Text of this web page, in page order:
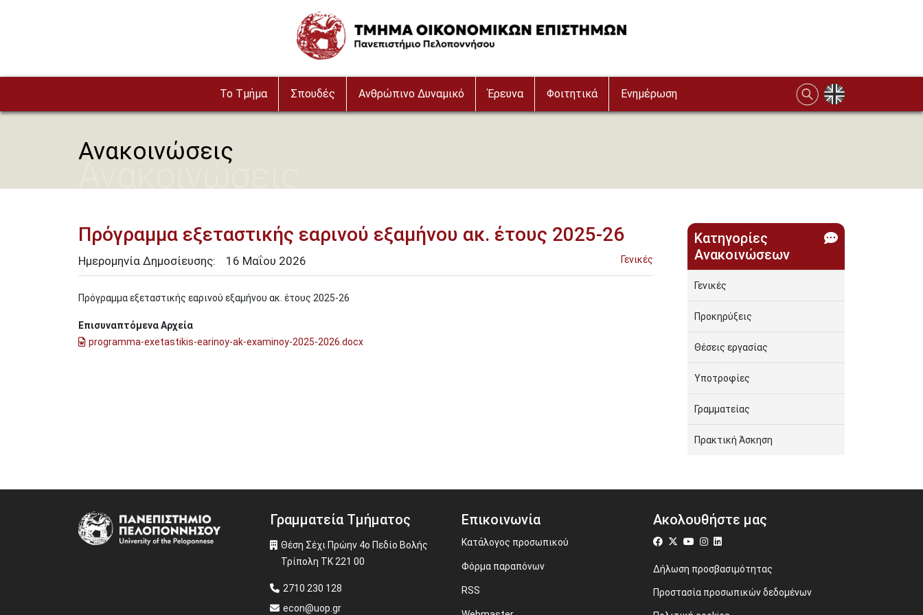
Image
To Τμήμα Σπουδές Ανθρώπινο Δυναμικό Έρευνα Φοιτητικά Ενημέρωση
Ανακοινώσεις
Ανακοινώσεις
Πρόγραμμα εξεταστικής εαρινού εξαμήνου ακ. έτους 2025-26
Γενικές
Ημερομηνία Δημοσίευσης: 16 Μαΐου 2026
Πρόγραμμα εξεταστικής εαρινού εξαμήνου ακ. έτους 2025-26
Επισυναπτόμενα Αρχεία
programma-exetastikis-earinoy-ak-examinoy-2025-2026.docx
Κατηγορίες
Ανακοινώσεων
Γενικές
Προκηρύξεις
Θέσεις εργασίας
Υποτροφίες
Γραμματείας
Πρακτική Άσκηση
Image Γραμματεία Τμήματος
Θέση Σέχι Πρώην 4ο Πεδίο Βολής
Τρίπολη ΤΚ 221 00
2710 230 128
econ@uop.gr
Επικοινωνία
Κατάλογος προσωπικού
Φόρμα παραπόνων
RSS
Ακολουθήστε μας
Δήλωση προσβασιμότητας
Προστασία προσωπικών δεδομένων